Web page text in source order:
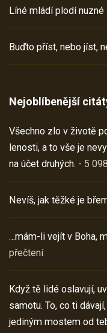
Líné mládí plodí nuzné
Buďto příst, nebo jíst,
Nejoblíbenější
Všechno zlo v životě
lenosti, a to vše je
na účet druhých. - 5
Nevíš, jak těžké je
…mám-li vejít v Boha,
přečtení
Když tě lidé oslavují,
samotu. To, co ti
jediným mostem od